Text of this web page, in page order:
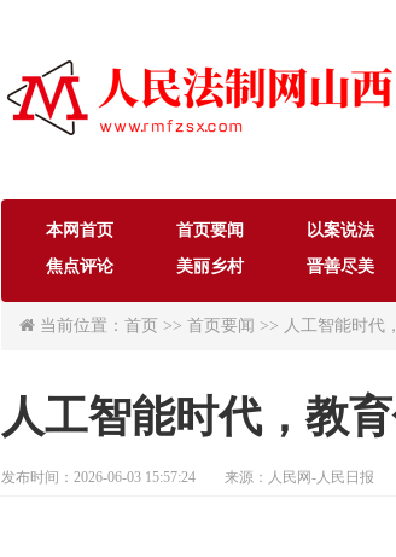
本网首页 首页要闻
以案说法
焦点评论
美丽乡村 晋善尽美
当前位置：首页 >> 首页要闻 >> 人工智能时代
人工智能时代，教
发布时间：2026-06-03 15:57:24 来源：人民网-人民日报